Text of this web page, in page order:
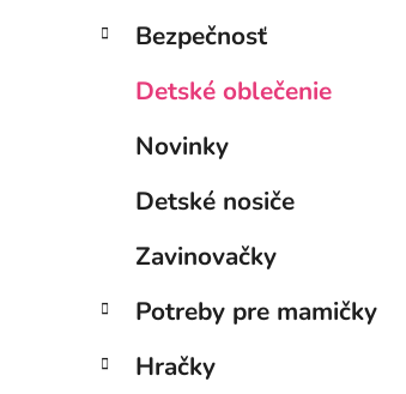
Bezpečnosť
Detské oblečenie
Novinky
Detské nosiče
Zavinovačky
Potreby pre mamičky
Hračky